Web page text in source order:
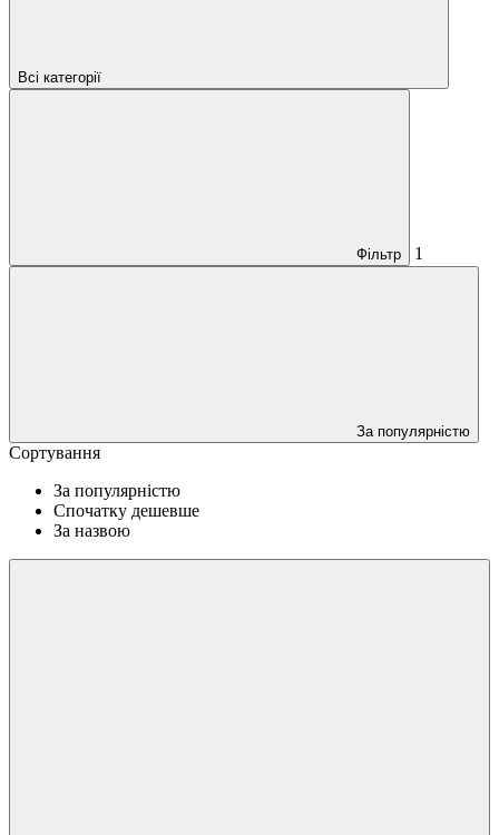
Всі категорії
Фільтр 1
За популярністю
Сортування
За популярністю
Спочатку дешевше
За назвою